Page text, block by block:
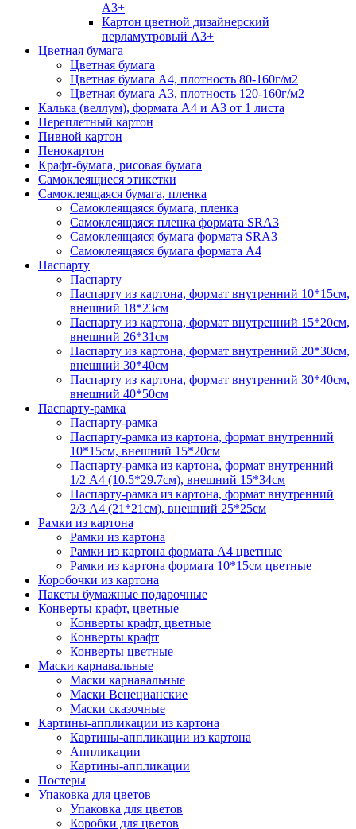
А3+
Картон цветной дизайнерский
перламутровый А3+
Цветная бумага
Цветная бумага
Цветная бумага А4, плотность 80-160г/м2
Цветная бумага А3, плотность 120-160г/м2
Калька (веллум), формата А4 и А3 от 1 листа
Переплетный картон
Пивной картон
Пенокартон
Крафт-бумага, рисовая бумага
Самоклеящиеся этикетки
Самоклеящаяся бумага, пленка
Самоклеящаяся бумага, пленка
Самоклеящаяся пленка формата SRА3
Самоклеящаяся бумага формата SRА3
Самоклеящаяся бумага формата А4
Паспарту
Паспарту
Паспарту из картона, формат внутренний 10*15см,
внешний 18*23см
Паспарту из картона, формат внутренний 15*20см,
внешний 26*31см
Паспарту из картона, формат внутренний 20*30см,
внешний 30*40см
Паспарту из картона, формат внутренний 30*40см,
внешний 40*50см
Паспарту-рамка
Паспарту-рамка
Паспарту-рамка из картона, формат внутренний
10*15см, внешний 15*20см
Паспарту-рамка из картона, формат внутренний
1/2 А4 (10.5*29.7см), внешний 15*34см
Паспарту-рамка из картона, формат внутренний
2/3 А4 (21*21см), внешний 25*25см
Рамки из картона
Рамки из картона
Рамки из картона формата А4 цветные
Рамки из картона формата 10*15см цветные
Коробочки из картона
Пакеты бумажные подарочные
Конверты крафт, цветные
Конверты крафт, цветные
Конверты крафт
Конверты цветные
Маски карнавальные
Маски карнавальные
Маски Венецианские
Маски сказочные
Картины-аппликации из картона
Картины-аппликации из картона
Аппликации
Картины-аппликации
Постеры
Упаковка для цветов
Упаковка для цветов
Коробки для цветов